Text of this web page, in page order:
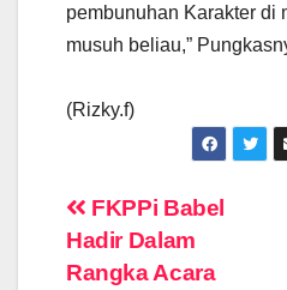
pembunuhan Karakter di
musuh beliau,”
(Rizky.f)
Navigasi
pos
FKPPi Babel
Hadir Dalam
Rangka Acara